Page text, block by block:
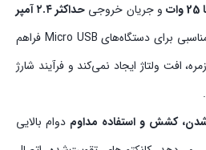
و جریان خروجی حداکثر ۲.۴ آمپر
را ارائه می‌دهد و سرعت شارژ مناسبی برای دستگاه‌های Micro USB فراهم
افت ولتاژ ایجاد نمی‌کند و فرآیند شارژ
کشش و استفاده مداوم دوام بالایی